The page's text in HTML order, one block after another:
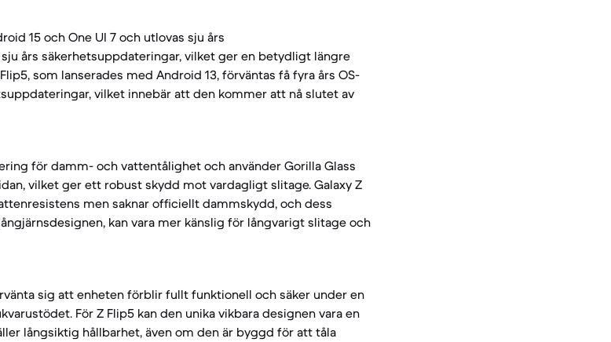
15 och One UI 7 och utlovas sju års
års säkerhetsuppdateringar, vilket ger en betydligt längre
som lanserades med Android 13, förväntas få fyra års OS-
vilket innebär att den kommer att nå slutet av
för damm- och vattentålighet och använder Gorilla Glass
vilket ger ett robust skydd mot vardagligt slitage. Galaxy Z
men saknar officiellt dammskydd, och dess
kan vara mer känslig för långvarigt slitage och
sig att enheten förblir fullt funktionell och säker under en
För Z Flip5 kan den unika vikbara designen vara en
långsiktig hållbarhet, även om den är byggd för att tåla